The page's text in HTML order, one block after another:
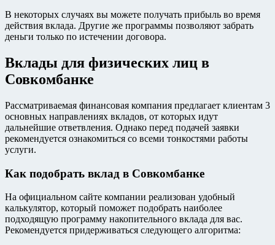
В некоторых случаях вы можете получать прибыль во время
действия вклада. Другие же программы позволяют забрать
деньги только по истечении договора.
Вклады для физических лиц в
Совкомбанке
Рассматриваемая финансовая компания предлагает клиентам 3
основных направлениях вкладов, от которых идут
дальнейшие ответвления. Однако перед подачей заявки
рекомендуется ознакомиться со всеми тонкостями работы
услуги.
Как подобрать вклад в Совкомбанке
На официальном сайте компании реализован удобный
калькулятор, который поможет подобрать наиболее
подходящую программу накопительного вклада для вас.
Рекомендуется придерживаться следующего алгоритма: